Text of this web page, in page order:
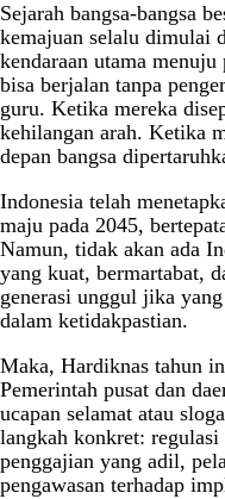
Sejarah bangsa-bangsa
kemajuan selalu dimulai
kendaraan utama
bisa berjalan tanpa
guru. Ketika mereka
kehilangan arah. Ketika
depan bangsa
Indonesia telah
maju pada 2045,
Namun, tidak akan ada
yang kuat, bermartabat,
generasi unggul jika
dalam ketidakpastian.
Maka, Hardiknas tahun
Pemerintah pusat dan
ucapan selamat atau
langkah konkret:
penggajian yang adil,
pengawasan terhadap